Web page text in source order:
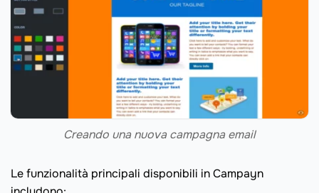
Creando una nuova campagna email
Le funzionalità principali disponibili in Campayn